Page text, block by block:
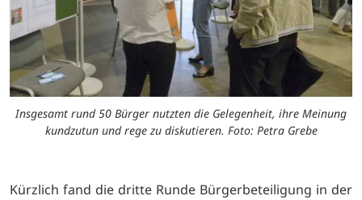
Insgesamt rund 50 Bürger nutzten die Gelegenheit, ihre Meinung
kundzutun und rege zu diskutieren. Foto: Petra Grebe
Kürzlich fand die dritte Runde Bürgerbeteiligung in der